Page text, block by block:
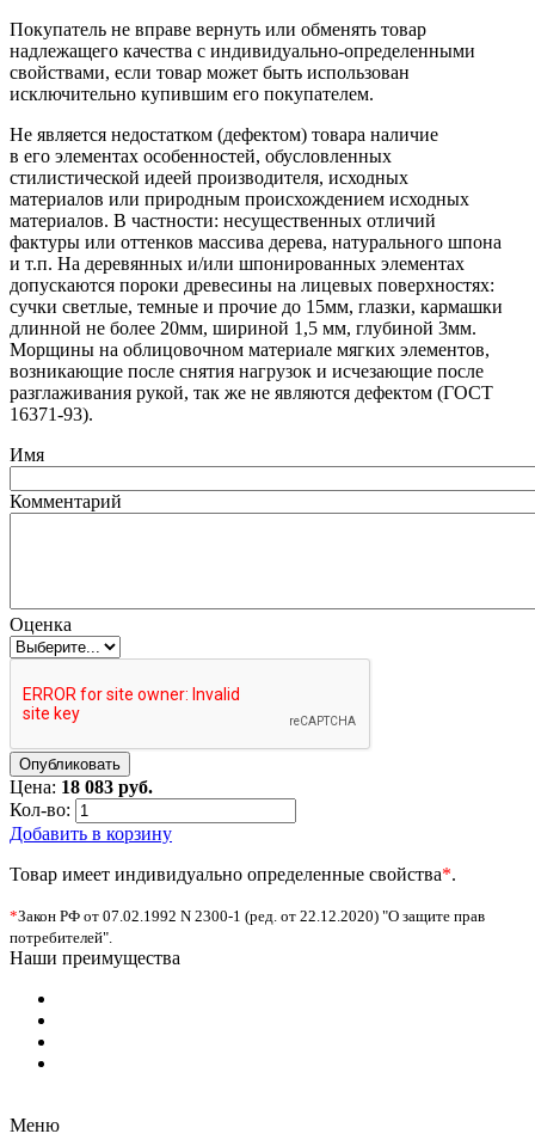
Покупатель не вправе вернуть или обменять товар
надлежащего качества с индивидуально-определенными
свойствами, если товар может быть использован
исключительно купившим его покупателем.
Не является недостатком (дефектом) товара наличие
в его элементах особенностей, обусловленных
стилистической идеей производителя, исходных
материалов или природным происхождением исходных
материалов. В частности: несущественных отличий
фактуры или оттенков массива дерева, натурального шпона
и т.п. На деревянных и/или шпонированных элементах
допускаются пороки древесины на лицевых поверхностях:
сучки светлые, темные и прочие до 15мм, глазки, кармашки
длинной не более 20мм, шириной 1,5 мм, глубиной 3мм.
Морщины на облицовочном материале мягких элементов,
возникающие после снятия нагрузок и исчезающие после
разглаживания рукой, так же не являются дефектом (ГОСТ
16371-93).
Имя
Комментарий
Оценка
Цена: 18 083 руб.
Кол-во:
Добавить в корзину
Товар имеет индивидуально определенные свойства*.
*Закон РФ от 07.02.1992 N 2300-1 (ред. от 22.12.2020) "О защите прав
потребителей".
Наши преимущества
Меню